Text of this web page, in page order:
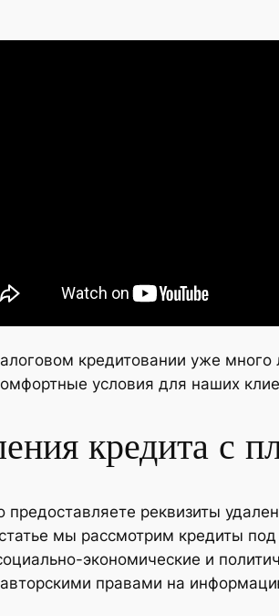
кредитовании уже
условия для наших
кредита с
реквизиты
мы рассмотрим кредиты
экономические и
правами на